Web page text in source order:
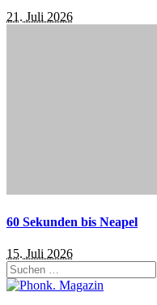
21. Juli 2026
60 Sekunden bis Neapel
15. Juli 2026
Suchen
nach: